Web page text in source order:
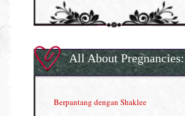
ESP Produk Shaklee Paling HOT
Gla Complex (II)
Herbal Blend the Magic Cream
All About Pregnancies:
Berpantang dengan Shaklee